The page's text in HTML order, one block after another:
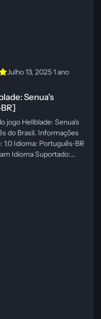
Julho 13, 20251 ano
Senua's
jogo Hellblade: Senua's
do Brasil. Informações
1.0 Idioma: Português‑BR
Idioma Suportado:
2025 Tamanho: 110 MB